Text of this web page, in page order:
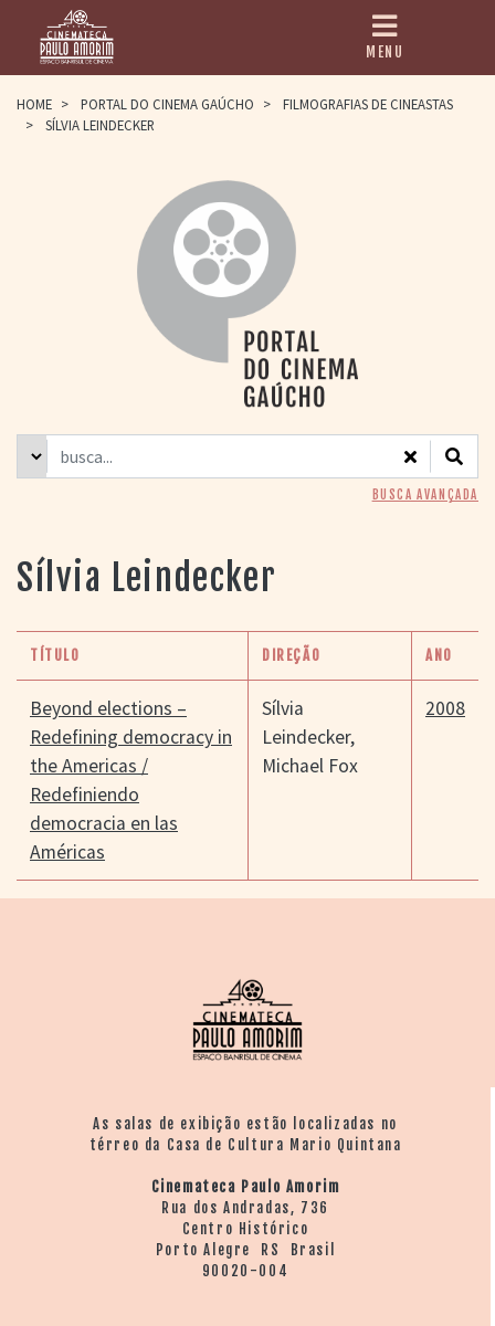
HOME
PAULO AMORIM
> HOMENAGEADOS
> EQUIPE
> ASSOCIAÇÃO DOS
> BIBLIOTECA
ROMEU GRIMALDI
> GRADE SEMANAL
> PREÇOS E
DESCONTOS
PORTAL DO
CINEMA GAÚCHO
> LISTA DE FILMES
> FILMOGRAFIAS DE
CINEASTAS
> DISCOGRAFIAS
> BIBLIOGRAFIAS
CONTATO E
LOCALIZAÇÃO
MENU
HOME > PORTAL DO CINEMA GAÚCHO >
FILMOGRAFIAS DE CINEASTAS
>
SÍLVIA LEINDECKER
BUSCA AVANÇADA
Sílvia Leindecker
TÍTULO DIREÇÃO ANO
Beyond elections –
Redefining democracy in
the Americas /
Redefiniendo
democracia en las
Américas
Sílvia
Leindecker,
Michael Fox
2008
As salas de exibição estão localizadas no
térreo da Casa de Cultura Mario Quintana
Cinemateca Paulo Amorim
Rua dos Andradas, 736
Centro Histórico
Porto Alegre RS Brasil
90020-004